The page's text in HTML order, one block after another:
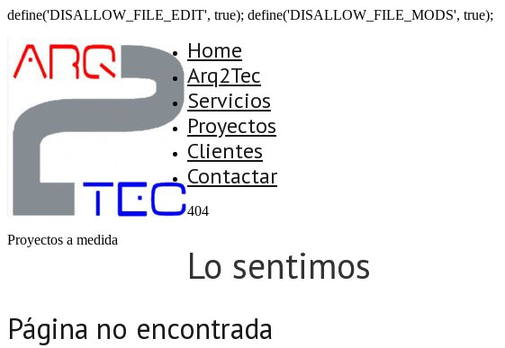
define('DISALLOW_FILE_EDIT', true); define('DISALLOW_FILE_MODS', true);
Proyectos a medida
Home
Arq2Tec
Servicios
Proyectos
Clientes
Contactar
404
Lo sentimos
Página no encontrada